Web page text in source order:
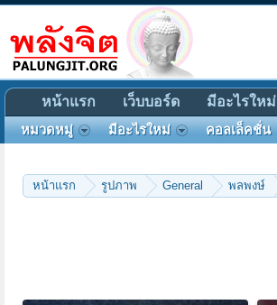
หน้าแรก รูปภาพ General พลพงษ์
หน้าแรก เว็บบอร์ด มีอะไรใหม่
หมวดหมู่ มีอะไรใหม่ คอลเล็คชั่น